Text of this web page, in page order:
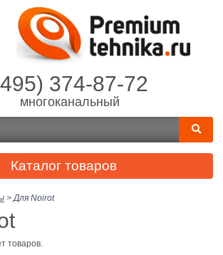
374-87-72
многоканальный
Каталог товаров
> Для Noirot
товаров.